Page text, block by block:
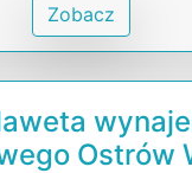
Zobacz
Ostrów